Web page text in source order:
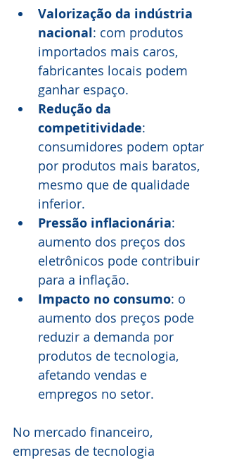
Valorização da indústria
nacional: com produtos
importados mais caros,
fabricantes locais podem
ganhar espaço.
Redução da
competitividade:
consumidores podem optar
por produtos mais baratos,
mesmo que de qualidade
inferior.
Pressão inflacionária:
aumento dos preços dos
eletrônicos pode contribuir
para a inflação.
Impacto no consumo: o
aumento dos preços pode
reduzir a demanda por
produtos de tecnologia,
afetando vendas e
empregos no setor.
No mercado financeiro,
empresas de tecnologia